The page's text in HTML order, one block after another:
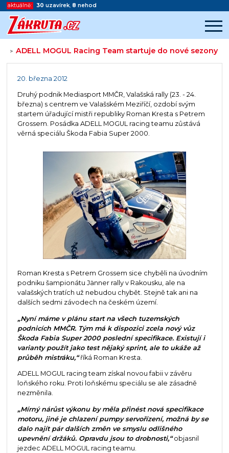
aktuálně: 30 uzavírek, 8 nehod
>ADELL MOGUL Racing Team startuje do nové sezony
Začátek reklamy
20. března 2012
Druhý podnik Mediasport MMČR, Valašská rally (23. - 24.
března) s centrem ve Valašském Meziříčí, ozdobí svým
startem úřadující mistři republiky Roman Kresta s Petrem
Grossem. Posádka ADELL MOGUL racing teamu zůstává
věrná speciálu Škoda Fabia Super 2000.
Roman Kresta s Petrem Grossem sice chyběli na úvodním
podniku šampionátu Jänner rally v Rakousku, ale na
valašských tratích už nebudou chybět. Stejně tak ani na
dalších sedmi závodech na českém území.
„Nyní máme v plánu start na všech tuzemských
podnicích MMČR. Tým má k dispozici zcela nový vůz
Škoda Fabia Super 2000 poslední specifikace. Existují i
varianty použít jako test nějaký sprint, ale to ukáže až
průběh mistráku,“říká Roman Kresta.
ADELL MOGUL racing team získal novou fabii v závěru
loňského roku. Proti loňskému speciálu se ale zásadně
nezměnila.
„Mírný nárůst výkonu by měla přinést nová specifikace
motoru, jiné je chlazení pumpy servořízení, možná by se
dalo najít pár dalších změn ve smyslu odlišného
upevnění držáků. Opravdu jsou to drobnosti,“objasnil
jezdec ADELL MOGUL racing teamu.